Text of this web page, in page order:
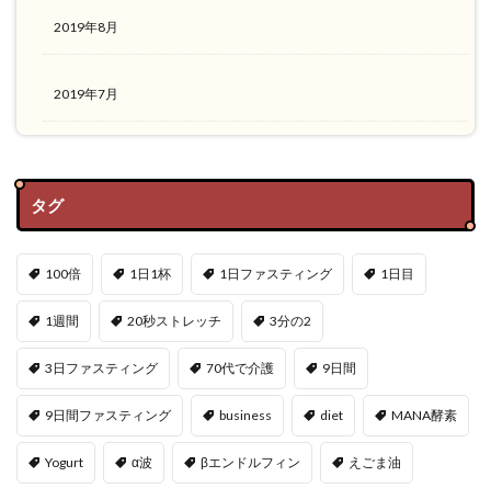
2019年8月
2019年7月
タグ
100倍 1日1杯 1日ファスティング 1日目
1週間 20秒ストレッチ 3分の2
3日ファスティング 70代で介護 9日間
9日間ファスティング business diet MANA酵素
Yogurt α波 βエンドルフィン えごま油